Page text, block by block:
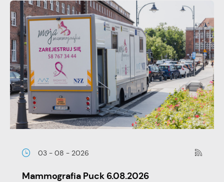
03 - 08 - 2026
Mammografia Puck 6.08.2026